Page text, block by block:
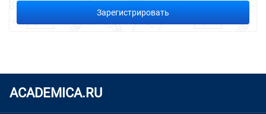
Зарегистрировать
ACADEMICA.RU